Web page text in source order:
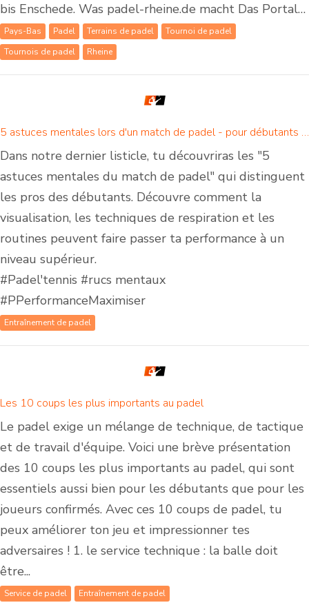
bis Enschede. Was padel-rheine.de macht Das Portal…
Pays-Bas Padel Terrains de padel
Tournoi de padel
Tournois de padel
Rheine
5 astuces mentales lors d'un match de padel - pour débutants et joueurs de padel confirmés
Dans notre dernier listicle, tu découvriras les "5
astuces mentales du match de padel" qui distinguent
les pros des débutants. Découvre comment la
visualisation, les techniques de respiration et les
routines peuvent faire passer ta performance à un
niveau supérieur.
#Padel'tennis #rucs mentaux
#PPerformanceMaximiser
Entraînement de padel
Les 10 coups les plus importants au padel
Le padel exige un mélange de technique, de tactique
et de travail d'équipe. Voici une brève présentation
des 10 coups les plus importants au padel, qui sont
essentiels aussi bien pour les débutants que pour les
joueurs confirmés. Avec ces 10 coups de padel, tu
peux améliorer ton jeu et impressionner tes
adversaires ! 1. le service technique : la balle doit
être...
Service de padel Entraînement de padel